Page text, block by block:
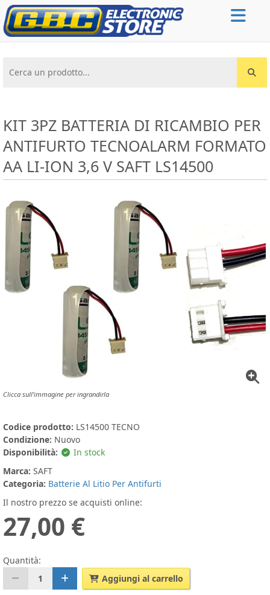
Cerca un prodotto...
KIT 3PZ BATTERIA DI RICAMBIO PER
ANTIFURTO TECNOALARM FORMATO
AA LI-ION 3,6 V SAFT LS14500
Clicca sull'immagine per ingrandirla
Codice prodotto: LS14500 TECNO
Condizione: Nuovo
Disponibilità:
In stock
Marca: SAFT
Categoria: Batterie Al Litio Per Antifurti
Il nostro prezzo se acquisti online:
27,00 €
Quantità:
1
Aggiungi al carrello